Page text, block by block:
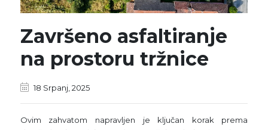
Završeno asfaltiranje
na prostoru tržnice
18 Srpanj, 2025
Ovim zahvatom napravljen je ključan korak prema